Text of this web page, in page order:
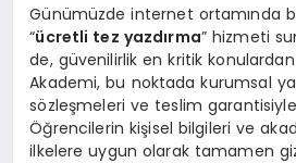
Günümüzde internet ortamında
“ücretli tez yazdırma” hizmeti
de, güvenilirlik en kritik
Akademi, bu noktada kurumsal
sözleşmeleri ve teslim garantisiyle
Öğrencilerin kişisel bilgileri ve
ilkelere uygun olarak tamamen